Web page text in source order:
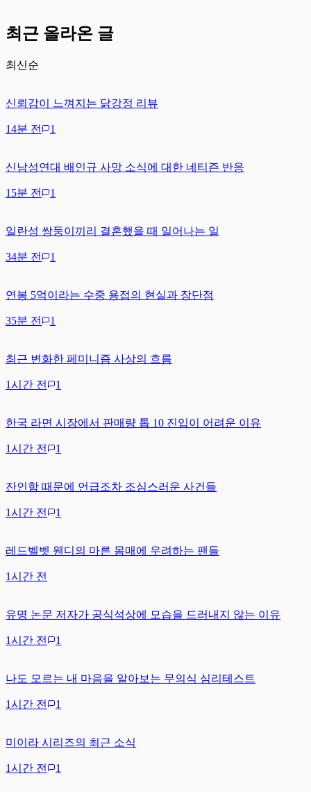
최근 올라온 글
최신순
신뢰감이 느껴지는 닭강정 리뷰
14분 전 1
신남성연대 배인규 사망 소식에 대한 네티즌 반응
15분 전 1
일란성 쌍둥이끼리 결혼했을 때 일어나는 일
34분 전 1
연봉 5억이라는 수중 용접의 현실과 장단점
35분 전 1
최근 변화한 페미니즘 사상의 흐름
1시간 전 1
한국 라면 시장에서 판매량 톱 10 진입이 어려운 이유
1시간 전 1
잔인함 때문에 언급조차 조심스러운 사건들
1시간 전 1
레드벨벳 웬디의 마른 몸매에 우려하는 팬들
1시간 전
유명 논문 저자가 공식석상에 모습을 드러내지 않는 이유
1시간 전 1
나도 모르는 내 마음을 알아보는 무의식 심리테스트
1시간 전 1
미이라 시리즈의 최근 소식
1시간 전 1